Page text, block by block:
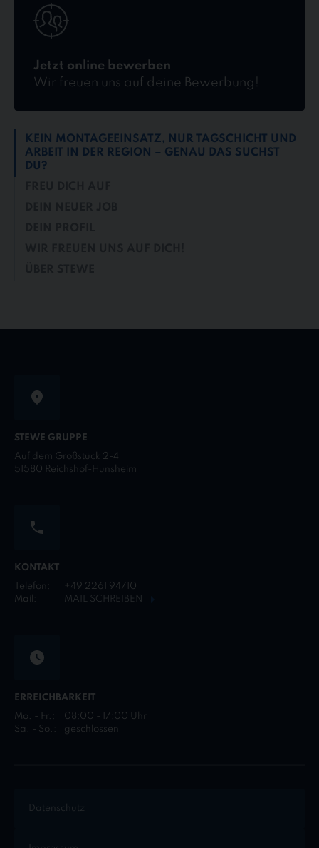
Jetzt online bewerben
Wir freuen uns auf deine Bewerbung!
online
bewerben
KEIN MONTAGEEINSATZ, NUR TAGSCHICHT UND
ARBEIT IN DER REGION – GENAU DAS SUCHST
DU?
STEWE GRUPPE
Auf dem Großstück 2-4
51580 Reichshof-Hunsheim
KONTAKT
Telefon:
+49 2261 94710
Mail:
MAIL SCHREIBEN
ERREICHBARKEIT
Mo. - Fr.:
08:00 - 17:00 Uhr
Sa. - So.:
geschlossen
Datenschutz